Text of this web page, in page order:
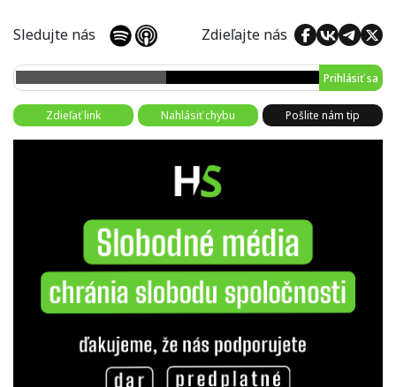
Sledujte nás Zdieľajte nás
Prihlásiť sa
Zdieľať link Nahlásiť chybu Pošlite nám tip